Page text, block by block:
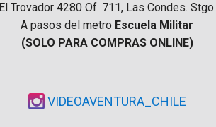
El Trovador 4280 Of. 711, Las Condes. Stgo.
A pasos del metro Escuela Militar
(SOLO PARA COMPRAS ONLINE)
VIDEOAVENTURA_CHILE